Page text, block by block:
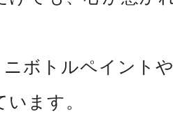
ボトルペイント
ます。